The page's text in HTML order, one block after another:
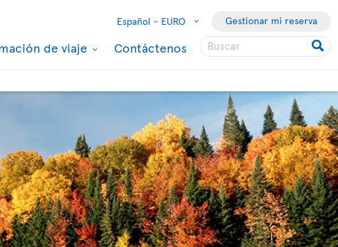
Español - EURO Gestionar mi reserva
de viaje Contáctenos